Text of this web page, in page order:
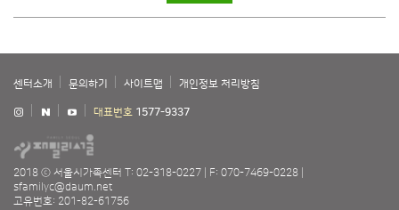
센터소개 문의하기 사이트맵 개인정보 처리방침
대표번호 1577-9337
2018 ⓒ 서울시가족센터 T: 02-318-0227
F: 070-7469-0228
sfamilyc@daum.net
고유번호: 201-82-61756